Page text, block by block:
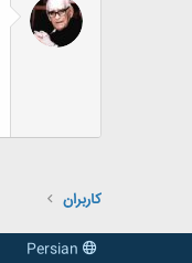
کاربران